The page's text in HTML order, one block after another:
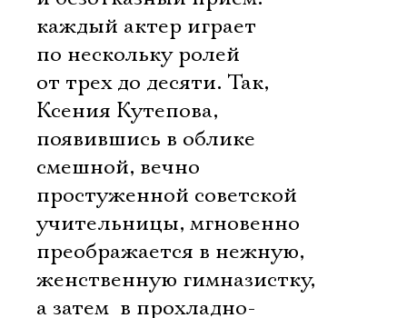
каждый актер играет
по нескольку ролей 
от трех до десяти. Так,
Ксения Кутепова,
появившись в облике
смешной, вечно
простуженной советской
учительницы, мгновенно
преображается в нежную,
женственную гимназистку,
а затем  в прохладно-